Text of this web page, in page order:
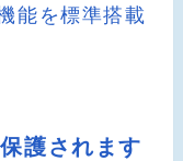
能を標準搭載
護されます